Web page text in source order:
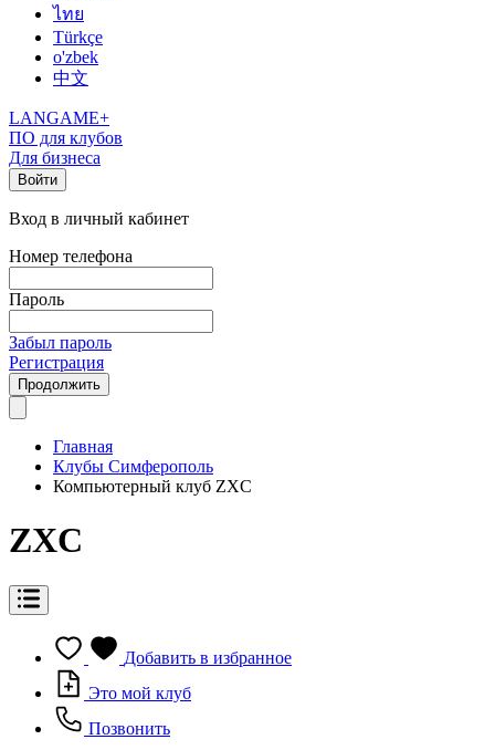
ไทย
Türkçe
o'zbek
中文
LANGAME+
ПО для клубов
Для бизнеса
Войти
Вход в личный кабинет
Номер телефона
Пароль
Забыл пароль
Регистрация
Продолжить
Главная
Клубы Симферополь
Компьютерный клуб ZXC
ZXC
Добавить в избранное
Это мой клуб
Позвонить